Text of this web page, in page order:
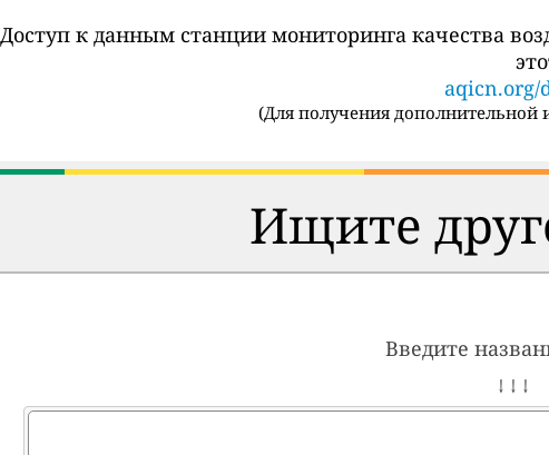
Доступ к данным станции мониторинга качества
aqicn.org/
(Для получения дополнительной
Ищите
Введите
↓ ↓ ↓